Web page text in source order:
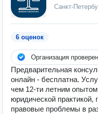
Санкт-
6 оценок
Организация
Предварительная
онлайн - бесплатна.
чем 12-ти летним
юридической
правовые проблемы в